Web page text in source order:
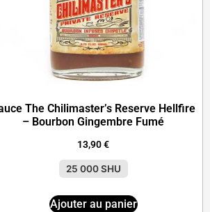
The Chilimaster’s Reserve Hellfire
– Bourbon Gingembre Fumé
13,90€
25 000 SHU
Ajouter au panier